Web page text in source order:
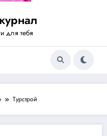
для тебя
Турстрой